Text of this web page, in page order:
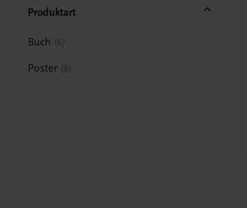
Produktart
Buch 6
Poster 8